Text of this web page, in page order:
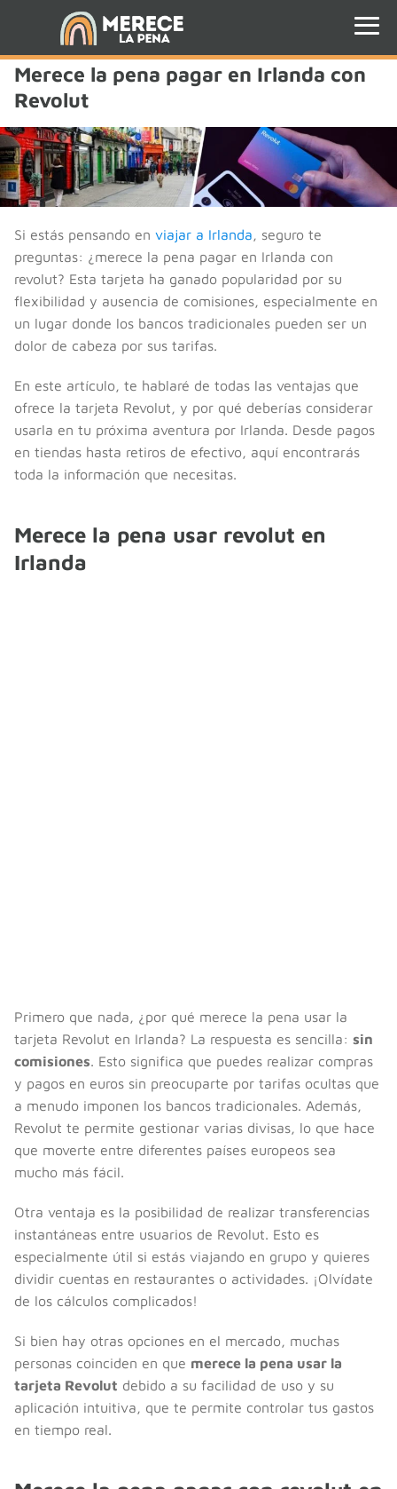
Merece la pena pagar en Irlanda con
Revolut
Si estás pensando en viajar a Irlanda, seguro te
preguntas: ¿merece la pena pagar en Irlanda con
revolut? Esta tarjeta ha ganado popularidad por su
flexibilidad y ausencia de comisiones, especialmente en
un lugar donde los bancos tradicionales pueden ser un
dolor de cabeza por sus tarifas.
En este artículo, te hablaré de todas las ventajas que
ofrece la tarjeta Revolut, y por qué deberías considerar
usarla en tu próxima aventura por Irlanda. Desde pagos
en tiendas hasta retiros de efectivo, aquí encontrarás
toda la información que necesitas.
Merece la pena usar revolut en
Irlanda
Primero que nada, ¿por qué merece la pena usar la
tarjeta Revolut en Irlanda? La respuesta es sencilla: sin
comisiones. Esto significa que puedes realizar compras
y pagos en euros sin preocuparte por tarifas ocultas que
a menudo imponen los bancos tradicionales. Además,
Revolut te permite gestionar varias divisas, lo que hace
que moverte entre diferentes países europeos sea
mucho más fácil.
Otra ventaja es la posibilidad de realizar transferencias
instantáneas entre usuarios de Revolut. Esto es
especialmente útil si estás viajando en grupo y quieres
dividir cuentas en restaurantes o actividades. ¡Olvídate
de los cálculos complicados!
Si bien hay otras opciones en el mercado, muchas
personas coinciden en que merece la pena usar la
tarjeta Revolut debido a su facilidad de uso y su
aplicación intuitiva, que te permite controlar tus gastos
en tiempo real.